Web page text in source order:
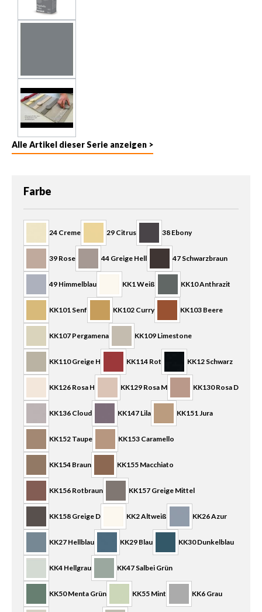
Alle Artikel dieser Serie anzeigen >
Farbe
24 Creme 29 Citrus 38 Ebony
39 Rose 44 Greige Hell 47 Schwarzbraun
49 Himmelblau KK1 Weiß KK10 Anthrazit
KK101 Senf KK102 Curry KK103 Beere
KK107 Pergamena KK109 Limestone
KK110 Greige H KK114 Rot KK12 Schwarz
KK126 Rosa H KK129 Rosa M KK130 Rosa D
KK136 Cloud KK147 Lila KK151 Jura
KK152 Taupe KK153 Caramello
KK154 Braun KK155 Macchiato
KK156 Rotbraun KK157 Greige Mittel
KK158 Greige D KK2 Altweiß KK26 Azur
KK27 Hellblau KK29 Blau KK30 Dunkelblau
KK4 Hellgrau KK47 Salbei Grün
KK50 Menta Grün KK55 Mint KK6 Grau